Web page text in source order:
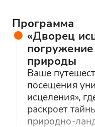
Программа
«Дворец
природы
Ваше
посещения
исцеления»,
раскроет
природно-